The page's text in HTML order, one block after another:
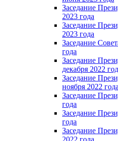
Заседание
2023 года
Заседание
2023 года
Заседание
года
Заседание
декабря 2022
Заседание
ноября 2022 года
Заседание
года
Заседание
года
Заседание
2022 года